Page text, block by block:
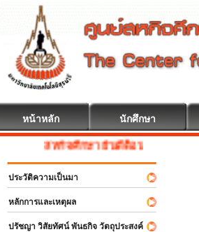
หน้าหลัก นักศึกษา
สหกิจศึกษา ยินดีต้อนรับ
ประวัติความเป็นมา
หลักการและเหตุผล
ปรัชญา วิสัยทัศน์ พันธกิจ วัตถุประสงค์